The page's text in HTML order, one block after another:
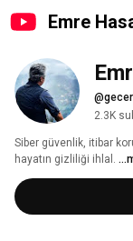
Emre
2.3K
Siber güvenlik, itibar
hayatın gizliliği ihlal.